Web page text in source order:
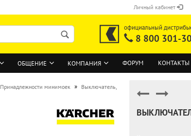
Личный кабинет
ВОЙТИ
официальный
8 800 301-
ОБЩЕНИЕ КОМПАНИЯ ФОРУМ КОНТАКТЫ
Принадлежности минимоек » Выключатель,